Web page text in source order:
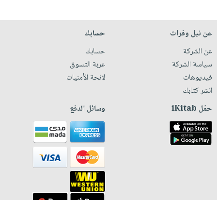
عن نيل وفرات
عن الشركة
سياسة الشركة
فيديوهات
انشر كتابك
حسابك
حسابك
عربة التسوق
لائحة الأمنيات
حمّل iKitab وسائل الدفع